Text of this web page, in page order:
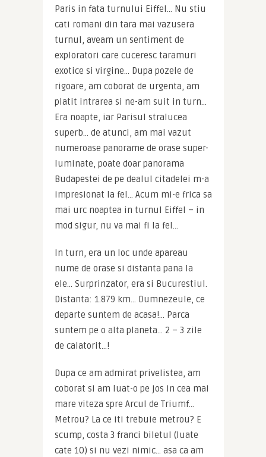
Paris in fata turnului Eiffel… Nu stiu
cati romani din tara mai vazusera
turnul, aveam un sentiment de
exploratori care cuceresc taramuri
exotice si virgine… Dupa pozele de
rigoare, am coborat de urgenta, am
platit intrarea si ne-am suit in turn…
Era noapte, iar Parisul stralucea
superb… de atunci, am mai vazut
numeroase panorame de orase super-
luminate, poate doar panorama
Budapestei de pe dealul citadelei m-a
impresionat la fel… Acum mi-e frica sa
mai urc noaptea in turnul Eiffel – in
mod sigur, nu va mai fi la fel…
In turn, era un loc unde apareau
nume de orase si distanta pana la
ele… Surprinzator, era si Bucurestiul.
Distanta: 1.879 km… Dumnezeule, ce
departe suntem de acasa!… Parca
suntem pe o alta planeta… 2 – 3 zile
de calatorit…!
Dupa ce am admirat privelistea, am
coborat si am luat-o pe jos in cea mai
mare viteza spre Arcul de Triumf…
Metrou? La ce iti trebuie metrou? E
scump, costa 3 franci biletul (luate
cate 10) si nu vezi nimic… asa ca am